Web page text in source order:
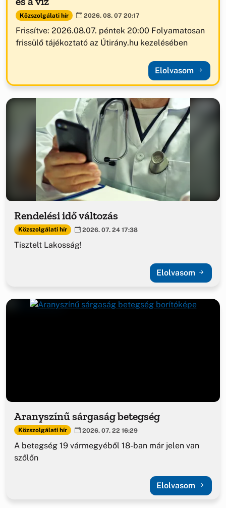
Közszolgálati hír 2026. 08. 07 20:17
Frissítve: 2026.08.07. péntek 20:00 Folyamatosan
frissülő tájékoztató az Útirány.hu kezelésében
Elolvasom
Rendelési idő változás
Közszolgálati hír 2026. 07. 24 17:38
Tisztelt Lakosság!
Elolvasom
Aranyszínű sárgaság betegség
Közszolgálati hír 2026. 07. 22 16:29
A betegség 19 vármegyéből 18-ban már jelen van
szőlőn
Elolvasom